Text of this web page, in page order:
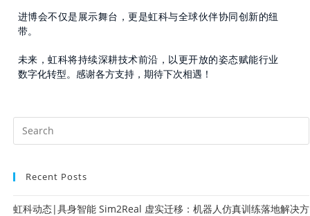
进博会不仅是展示舞台，更是虹科与全球伙伴协同创新的纽
带。
未来，虹科将持续深耕技术前沿，以更开放的姿态赋能行业
数字化转型。感谢各方支持，期待下次相遇！
Recent Posts
虹科动态|具身智能 Sim2Real 虚实迁移：机器人仿真训练落地解决方